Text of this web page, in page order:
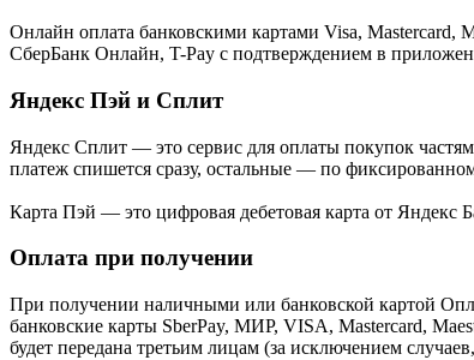
Онлайн оплата банковскими картами Visa,
СберБанк Онлайн, T-Pay с подтверждением в
Яндекс Пэй и Сплит
Яндекс Cплит — это сервис для оплаты покупок
платеж спишется сразу, остальные — по
Карта Пэй — это цифровая дебетовая карта от
Оплата при получении
При получении наличными или банковской картой
банковские карты SberPay, МИР, VISA, Mastercard,
будет передана третьим лицам (за исключением